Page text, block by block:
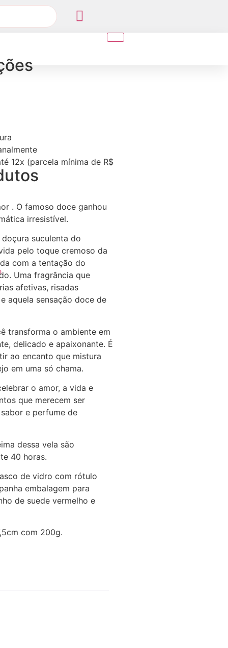
12x (parcela mínima de R$
. O famoso doce ganhou
irresistível.
suculenta do
pelo toque cremoso da
com a tentação do
Uma fragrância que
afetivas, risadas
aquela sensação doce de
transforma o ambiente em
delicado e apaixonante. É
ao encanto que mistura
em uma só chama.
o amor, a vida e
que merecem ser
e perfume de
dessa vela são
40 horas.
de vidro com rótulo
embalagem para
de suede vermelho e
com 200g.